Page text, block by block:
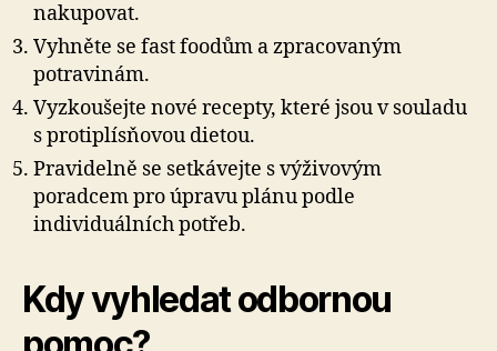
nakupovat.
Vyhněte se fast foodům a zpracovaným
potravinám.
Vyzkoušejte nové recepty, které jsou v souladu
s protiplísňovou dietou.
Pravidelně se setkávejte s výživovým
poradcem pro úpravu plánu podle
individuálních potřeb.
Kdy vyhledat odbornou